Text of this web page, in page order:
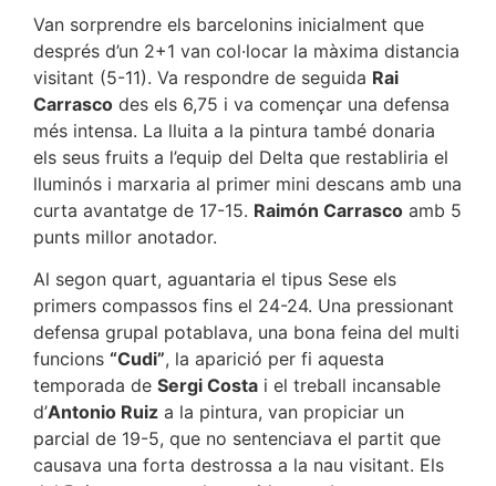
Van sorprendre els barcelonins inicialment que
després d’un 2+1 van col·locar la màxima distancia
visitant (5-11). Va respondre de seguida Rai
Carrasco des els 6,75 i va començar una defensa
més intensa. La lluita a la pintura també donaria
els seus fruits a l’equip del Delta que restabliria el
lluminós i marxaria al primer mini descans amb una
curta avantatge de 17-15. Raimón Carrasco amb 5
punts millor anotador.
Al segon quart, aguantaria el tipus Sese els
primers compassos fins el 24-24. Una pressionant
defensa grupal potablava, una bona feina del multi
funcions “Cudi”, la aparició per fi aquesta
temporada de Sergi Costa i el treball incansable
d’Antonio Ruiz a la pintura, van propiciar un
parcial de 19-5, que no sentenciava el partit que
causava una forta destrossa a la nau visitant. Els